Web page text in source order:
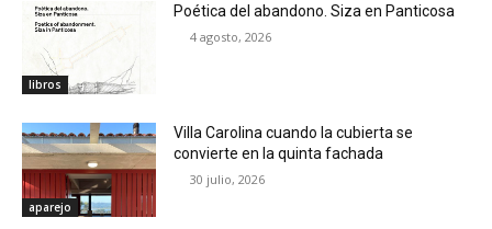
libros
Poética del abandono. Siza en Panticosa
4 agosto, 2026
aparejo
Villa Carolina cuando la cubierta se
convierte en la quinta fachada
30 julio, 2026